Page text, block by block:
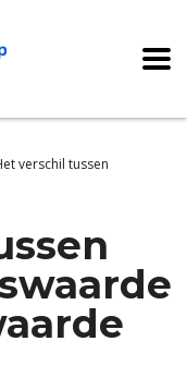
verschil tussen